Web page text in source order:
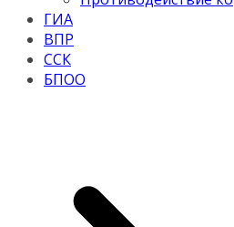
ГИА
ВПР
ССК
БПОО